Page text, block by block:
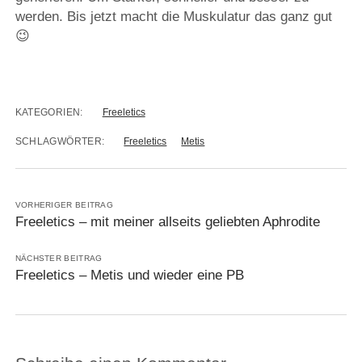
werden. Bis jetzt macht die Muskulatur das ganz gut
😉
KATEGORIEN: Freeletics
SCHLAGWÖRTER: Freeletics Metis
VORHERIGER BEITRAG
Freeletics – mit meiner allseits geliebten Aphrodite
NÄCHSTER BEITRAG
Freeletics – Metis und wieder eine PB